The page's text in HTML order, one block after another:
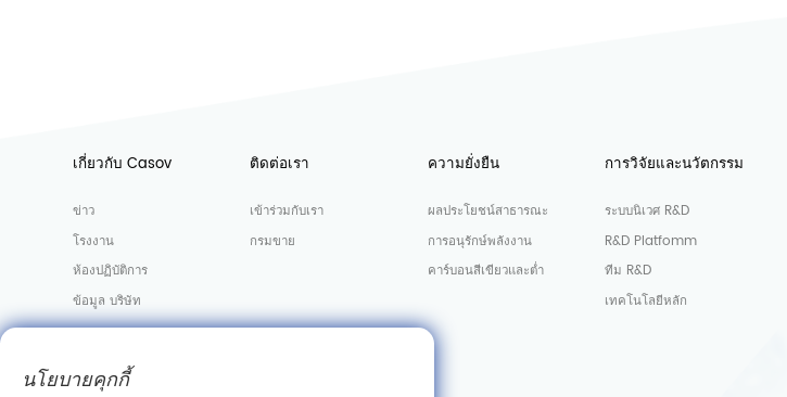
เกี่ยวกับ Casov
ข่าว
โรงงาน
ห้องปฏิบัติการ
ข้อมูล บริษัท
ติดต่อเรา
เข้าร่วมกับเรา
กรมขาย
ความยั่งยืน
ผลประโยชน์สาธารณะ
การอนุรักษ์พลังงาน
คาร์บอนสีเขียวและต่ำ
การวิจัยและนวัตกรรม
ระบบนิเวศ R&D
R&D Platfomm
ทีม R&D
เทคโนโลยีหลัก
นโยบายคุกกี้